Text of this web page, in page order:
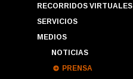
RECORRIDOS VIRTUALES
SERVICIOS
MEDIOS
NOTICIAS
PRENSA